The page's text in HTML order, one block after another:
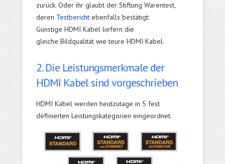
zurück. Oder ihr glaubt der Stiftung Warentest,
deren Testbericht ebenfalls bestätigt:
Günstige HDMI Kabel liefern die
gleiche Bildqualität wie teure HDMI Kabel.
2. Die Leistungsmerkmale der
HDMI Kabel sind vorgeschrieben
HDMI Kabel werden heutzutage in 5 fest
definierten Leistungskategorien eingeordnet.